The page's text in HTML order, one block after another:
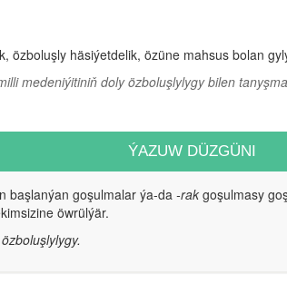
özboluşly häsiýetdelik, özüne mahsus bolan
medeniýitiniň doly özboluşlylygy bilen
ÝAZUW DÜZGÜNI
başlanýan goşulmalar ýa-da-rak goşulmasy
öwrülýär.